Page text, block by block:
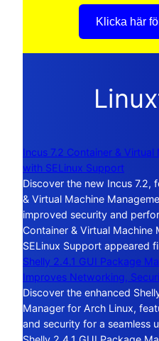
Klicka här
Incus 7.2 Container &
with SELinux Support
Discover the new Incus 7.2,
& Virtual Machine
improved security and
Container & Virtual Machine
SELinux Support appeared
Shelly 2.4.1 GUI Package
Improves Networking,
Discover the enhanced
Manager for Arch Linux,
and security for a seamless